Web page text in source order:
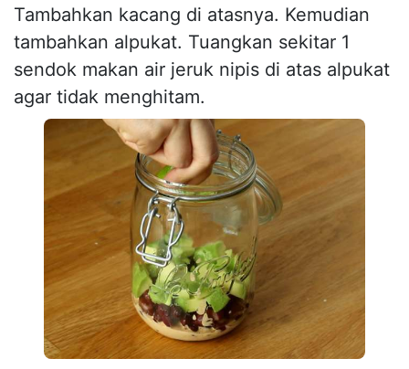
Tambahkan kacang di atasnya. Kemudian
tambahkan alpukat. Tuangkan sekitar 1
sendok makan air jeruk nipis di atas alpukat
agar tidak menghitam.